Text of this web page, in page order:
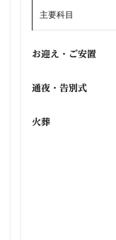
主要科目
お迎え・ご安置
通夜・告別式
火葬